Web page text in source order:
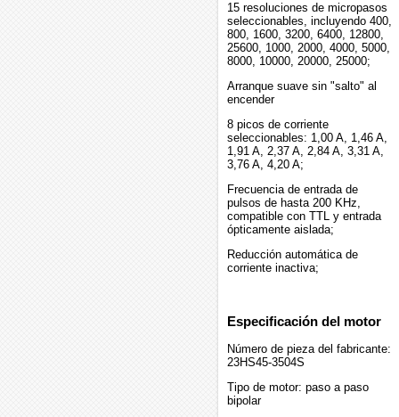
15 resoluciones de micropasos
seleccionables, incluyendo 400,
800, 1600, 3200, 6400, 12800,
25600, 1000, 2000, 4000, 5000,
8000, 10000, 20000, 25000;
Arranque suave sin "salto" al
encender
8 picos de corriente
seleccionables: 1,00 A, 1,46 A,
1,91 A, 2,37 A, 2,84 A, 3,31 A,
3,76 A, 4,20 A;
Frecuencia de entrada de
pulsos de hasta 200 KHz,
compatible con TTL y entrada
ópticamente aislada;
Reducción automática de
corriente inactiva;
Especificación del motor
Número de pieza del fabricante:
23HS45-3504S
Tipo de motor: paso a paso
bipolar